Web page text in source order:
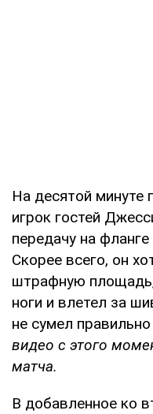
На десятой минуте
игрок гостей
передачу на
Скорее всего, он
штрафную
ноги и влетел за
не сумел
видео с этого
матча.
В добавленное ко